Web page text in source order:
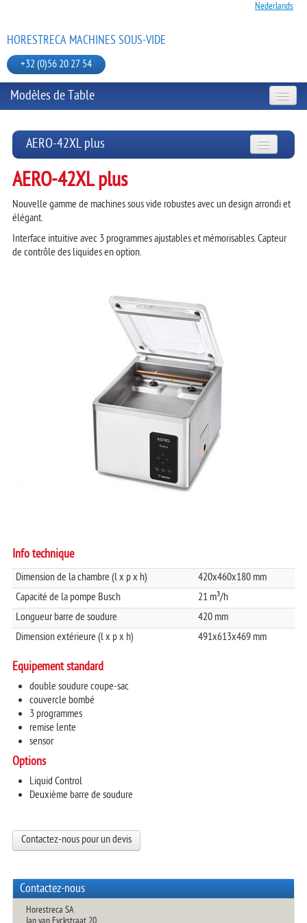
Nederlands
HORESTRECA MACHINES SOUS-VIDE
+32 (0)56 20 27 54
Modèles de Table
MODÈLES DE TABLE
MODÈLES MOBILE
JULABO BAIN-MARIE
SACS SOUS-VIDE ET ACCESSOIRES
AERO-42XL plus
MASTERVAC SÉRIE J
MASTERVAC SÉRIE B
AERO
AERO-35
AERO-42XL plus
Nouvelle gamme de machines sous vide robustes avec un design arrondi et
élégant.
Interface intuitive avec 3 programmes ajustables et mémorisables. Capteur
de contrôle des liquides en option.
Info technique
Dimension de la chambre (l x p x h)
420x460x180 mm
Capacité de la pompe Busch
21 m³/h
Longueur barre de soudure
420 mm
Dimension extérieure (l x p x h)
491x613x469 mm
Equipement standard
double soudure coupe-sac
couvercle bombé
3 programmes
remise lente
sensor
Options
Liquid Control
Deuxième barre de soudure
Contactez-nous pour un devis
Contactez-nous
Horestreca SA